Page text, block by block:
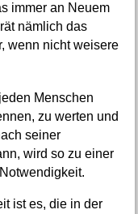
immer an Neuem
nämlich das
wenn nicht weisere
Menschen
zu werten und
seiner
wird so zu einer
ist es, die in der